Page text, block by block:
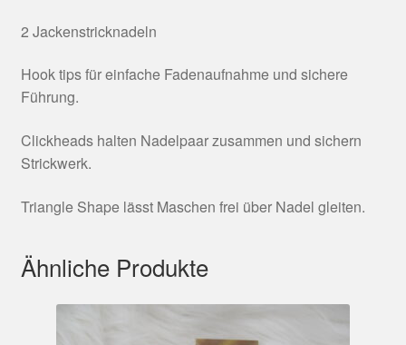
2 Jackenstricknadeln
Hook tips für einfache Fadenaufnahme und sichere
Führung.
Clickheads halten Nadelpaar zusammen und sichern
Strickwerk.
Triangle Shape lässt Maschen frei über Nadel gleiten.
Ähnliche Produkte